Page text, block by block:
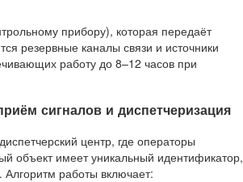
прибору), которая передаёт
резервные каналы связи и источники
работу до 8–12 часов при
сигналов и диспетчеризация
центр, где операторы
объект имеет уникальный идентификатор,
работы включает: